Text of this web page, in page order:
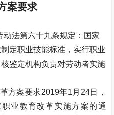
案要求
法第六十九条规定：国家
定职业技能标准，实行职业
鉴定机构负责对劳动者实施
案要求2019年1月24日，
业教育改革实施方案的通